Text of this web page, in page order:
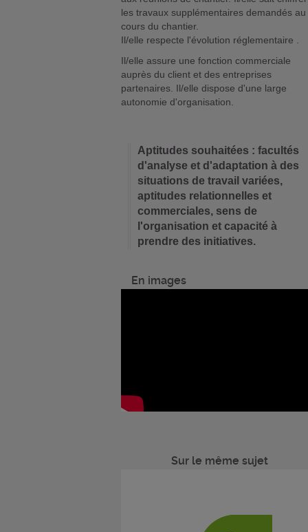
les travaux supplémentaires demandés au
cours du chantier.
Il/elle respecte l'évolution réglementaire .
Il/elle assure une fonction commerciale
auprès du client et des entreprises
partenaires. Il/elle dispose d'une large
autonomie d'organisation.
Aptitudes souhaitées : facultés
d'analyse et d'adaptation à des
situations de travail variées,
aptitudes relationnelles et
commerciales, sens de
l'organisation et capacité à
prendre des initiatives.
En images
Sur le même sujet